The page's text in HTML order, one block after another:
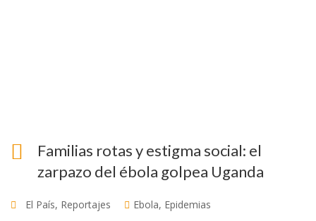
Familias rotas y estigma social: el
zarpazo del ébola golpea Uganda
El País, Reportajes Ebola, Epidemias